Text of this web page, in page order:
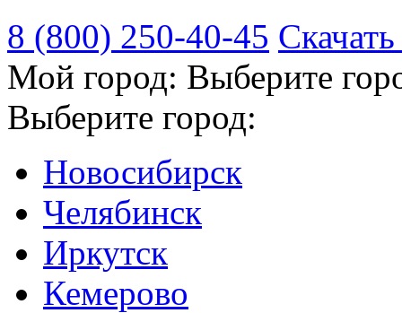
8 (800) 250-40-45
Мой город: Выберите
Выберите город:
Новосибирск
Челябинск
Иркутск
Кемерово